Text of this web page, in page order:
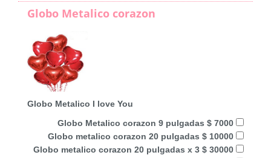
Globo Metalico corazon
Globo Metalico I love You
Globo Metalico corazon 9 pulgadas $ 7000
Globo metalico corazon 20 pulgadas $ 10000
Globo metalico corazon 20 pulgadas x 3 $ 30000